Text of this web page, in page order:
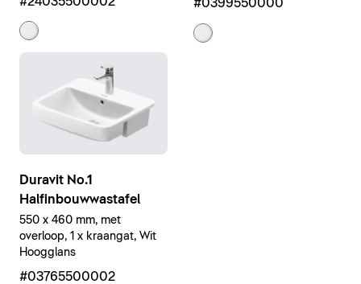
#0399550000
Duravit No.1
Halfinbouwwastafel
550 x 460 mm, met
overloop, 1 x kraangat, Wit
Hoogglans
#03765500002